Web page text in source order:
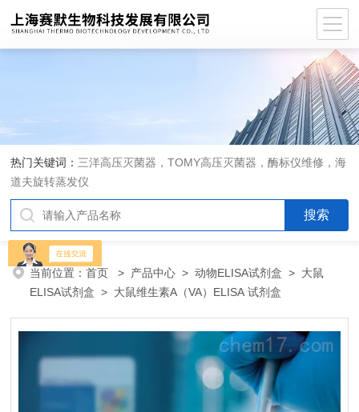
热门关键词： 三洋高压灭菌器，TOMY高压灭菌器，酶标仪维修，海
道夫旋转蒸发仪
当前位置：首页 > 产品中心 >动物ELISA试剂盒 > 大鼠
ELISA试剂盒 > 大鼠维生素A（VA）ELISA 试剂盒